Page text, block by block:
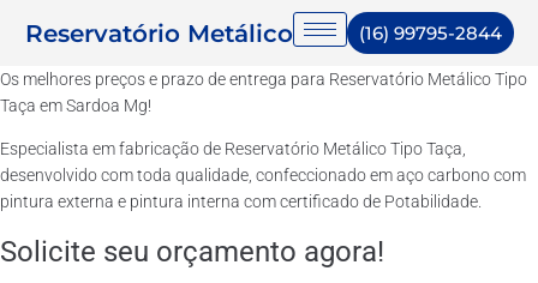
Reservatório Metálico (16) 99795-2844
Os melhores preços e prazo de entrega para Reservatório Metálico Tipo
Taça em Sardoa Mg!
Especialista em fabricação de Reservatório Metálico Tipo Taça,
desenvolvido com toda qualidade, confeccionado em aço carbono com
pintura externa e pintura interna com certificado de Potabilidade.
Solicite seu orçamento agora!